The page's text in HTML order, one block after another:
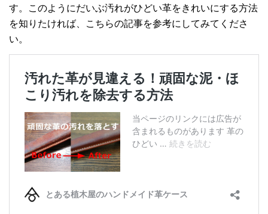
す。このようにだいぶ汚れがひどい革をきれいにする方法
を知りたければ、こちらの記事を参考にしてみてくださ
い。